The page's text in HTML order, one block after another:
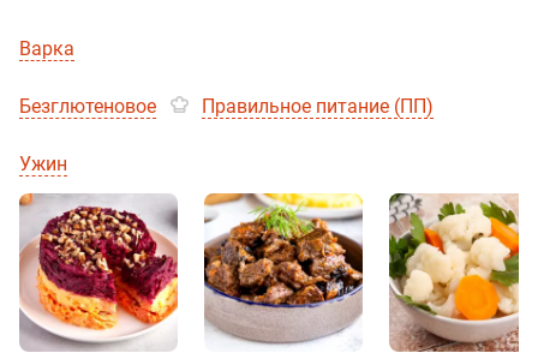
Варка
Безглютеновое Правильное питание (ПП)
Ужин